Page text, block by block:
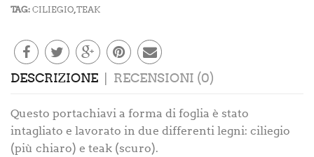
TAG: CILIEGIO,TEAK
DESCRIZIONE RECENSIONI (0)
Questo portachiavi a forma di foglia è stato
intagliato e lavorato in due differenti legni: ciliegio
(più chiaro) e teak (scuro).